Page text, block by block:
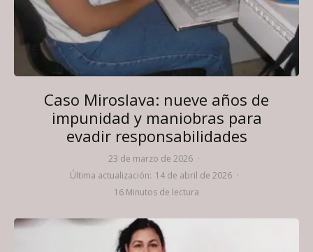
Caso Miroslava: nueve años de
impunidad y maniobras para
evadir responsabilidades
23 de marzo de 2026 ·
Última actualización: 14 de abril de 2026 ·
16 Minutos de lectura